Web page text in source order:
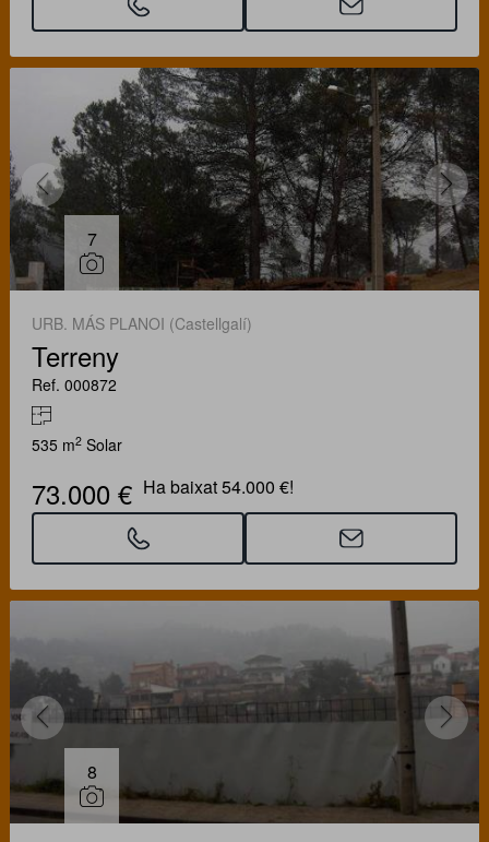
7
URB. MÁS PLANOI (Castellgalí)
Terreny
Ref. 000872
535 m2 Solar
73.000 € Ha baixat 54.000 €!
8